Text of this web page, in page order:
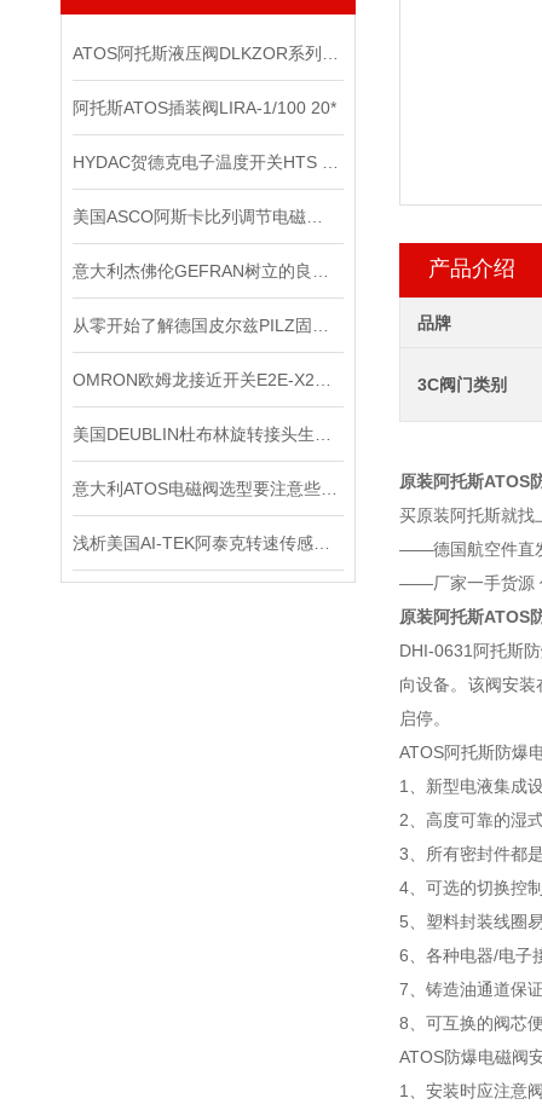
阿托斯ATOS插装阀LIRA-1/100 20*
产品介绍
品牌
3C阀门类别
原装阿托斯ATOS
买原装阿托斯就找
——德国航空件直
——厂家一手货源
原装阿托斯ATOS
DHI-0631阿托斯
向设备。该阀安
启停。
ATOS阿托斯防爆
1、新型电液集成
2、高度可靠的湿
3、所有密封件都
4、可选的切换控
5、塑料封装线圈
6、各种电器/电子
7、铸造油通道保
8、可互换的阀芯
ATOS防爆电磁阀
1、安装时应注意